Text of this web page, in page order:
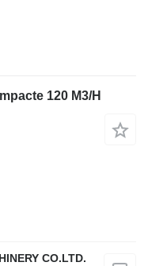
120 M3/H
CO.LTD.